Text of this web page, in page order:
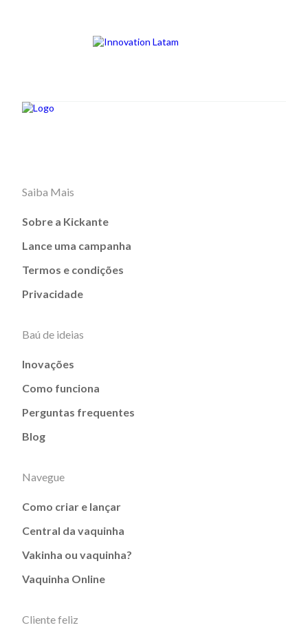
Saiba Mais
Sobre a Kickante
Lance uma campanha
Termos e condições
Privacidade
Baú de ideias
Inovações
Como funciona
Perguntas frequentes
Blog
Navegue
Como criar e lançar
Central da vaquinha
Vakinha ou vaquinha?
Vaquinha Online
Cliente feliz